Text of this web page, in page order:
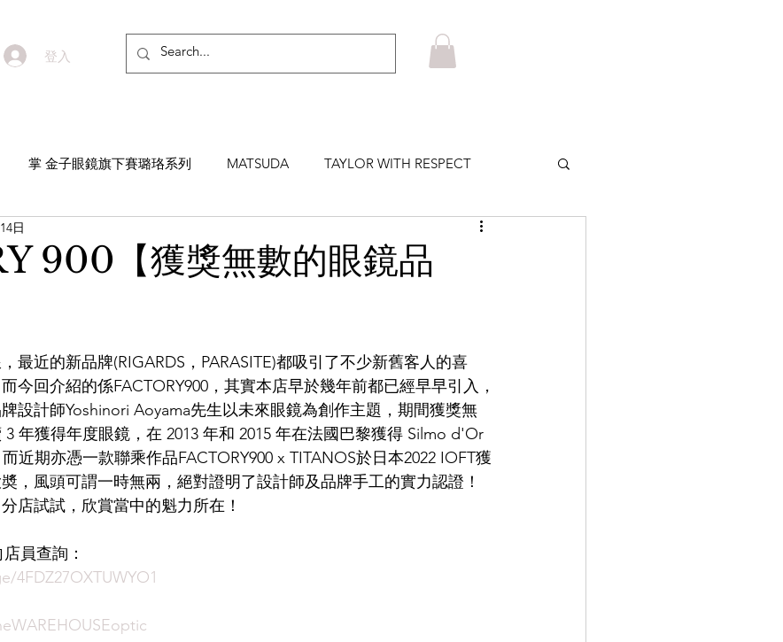
登入
掌 金子眼鏡旗下賽璐珞系列 MATSUDA TAYLOR WITH RESPECT
EYEVAN7285
AKIRA AND SONS DITA 10EYEVAN THOM BROWNE
LUNOR 杉本圭 OLVER PEOPLES 999.9 LEOWL IN EYE
900【獲獎無數的眼鏡品
日
最近的新品牌(RIGARDS，PARASITE)都吸引了不少新舊客人的喜
今回介紹的係FACTORY900，其實本店早於幾年前都已經早早引入，
設計師Yoshinori Aoyama先生以未來眼鏡為創作主題，期間獲獎無
3 年獲得年度眼鏡，在 2013 年和 2015 年在法國巴黎獲得 Silmo d'Or
近期亦憑一款聯乘作品FACTORY900 x TITANOS於日本2022 IOFT獲
，風頭可謂一時無兩，絕對證明了設計師及品牌手工的實力認證！
店試試，欣賞當中的魁力所在！
員查詢：
4FDZ27OXTUWYO1